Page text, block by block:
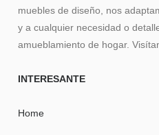
muebles de diseño, nos
y a cualquier necesidad o
amueblamiento de hogar.
INTERESANTE
Home